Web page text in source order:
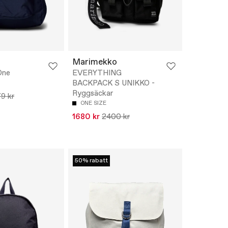
kr
Marimekko
EVERYTHING
BACKPACK S UNIKKO -
Ryggsäckar
ONE SIZE
1680 kr 2400 kr
50% rabatt